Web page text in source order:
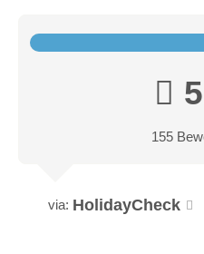
155
via: HolidayCheck